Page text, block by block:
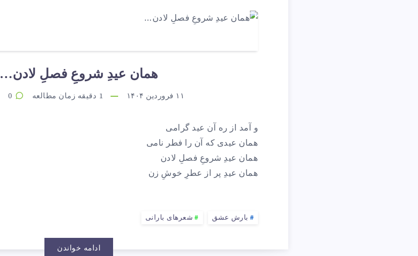
همان عیدِ شروعِ فصلِ لادن…
۱۱ فروردین ۱۴۰۴ 1 دقیقه زمان مطالعه 0
و آمد از ره آن عید گرامی
همان عیدی که آن را فطر نامی
همان عیدِ شروعِ فصلِ لادن
همان عیدِ پر از عطرِ خوشِ زن
بارش عشق شعرهای بارانی
ادامه خواندن